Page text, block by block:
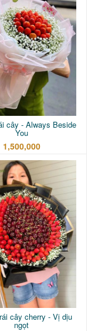
cây - Always Beside
You
1,500,000
cây cherry - Vị dịu
ngọt